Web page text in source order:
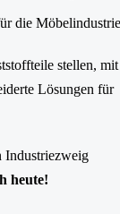
die Möbelindustrie
stellen, mit
Lösungen für
Industriezweig
heute!